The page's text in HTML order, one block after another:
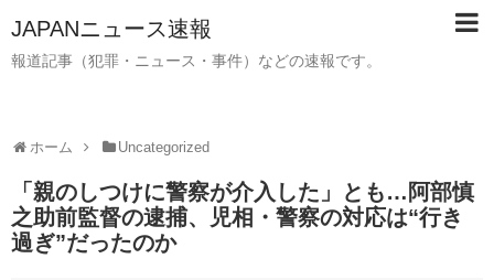
JAPANニュース速報
報道記事（犯罪・ニュース・事件）などの速報です。
ホーム Uncategorized
「親のしつけに警察が介入した」とも…阿部慎
之助前監督の逮捕、児相・警察の対応は“行き
過ぎ”だったのか